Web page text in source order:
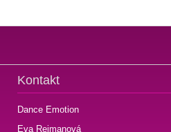
Kontakt
Dance Emotion
Eva Rejmanová